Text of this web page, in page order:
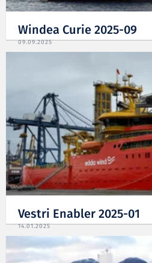
Windea Curie 2025-09
09.09.2025
Vestri Enabler 2025-01
14.01.2025